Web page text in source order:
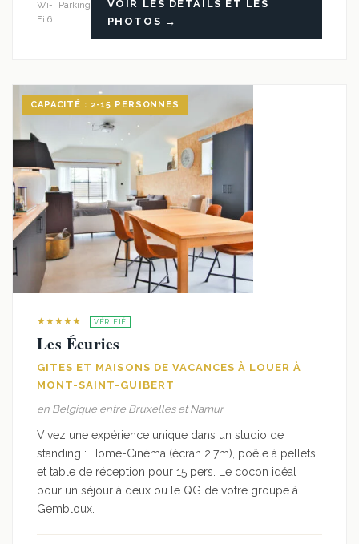
Wi-
Fi 6
Parking
VOIR LES DÉTAILS ET LES
PHOTOS →
CAPACITÉ : 2-15 PERSONNES
★★★★★ VÉRIFIÉ
Les Écuries
GITES ET MAISONS DE VACANCES À LOUER À
MONT-SAINT-GUIBERT
en Belgique entre Bruxelles et Namur
Vivez une expérience unique dans un studio de
standing : Home-Cinéma (écran 2,7m), poêle à pellets
et table de réception pour 15 pers. Le cocon idéal
pour un séjour à deux ou le QG de votre groupe à
Gembloux.